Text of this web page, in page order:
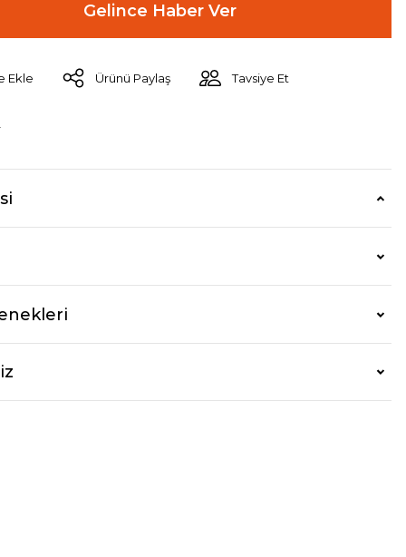
Gelince Haber Ver
Ürünü Paylaş Tavsiye Et